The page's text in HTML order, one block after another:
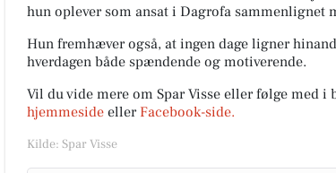
hun oplever som ansat i Dagrofa sammenlignet
Hun fremhæver også, at ingen dage ligner
hverdagen både spændende og motiverende.
Vil du vide mere om Spar Visse eller følge med i
hjemmeside ellerFacebook-side.
Kilde: Spar Visse